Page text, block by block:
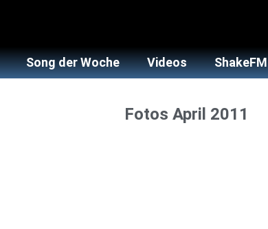
Song der Woche Videos ShakeFM
Fotos April 2011